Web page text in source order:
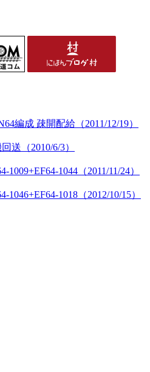
編成 疎開配給（2011/12/19）
送（2010/6/3）
1009+EF64-1044（2011/11/24）
1046+EF64-1018（2012/10/15）